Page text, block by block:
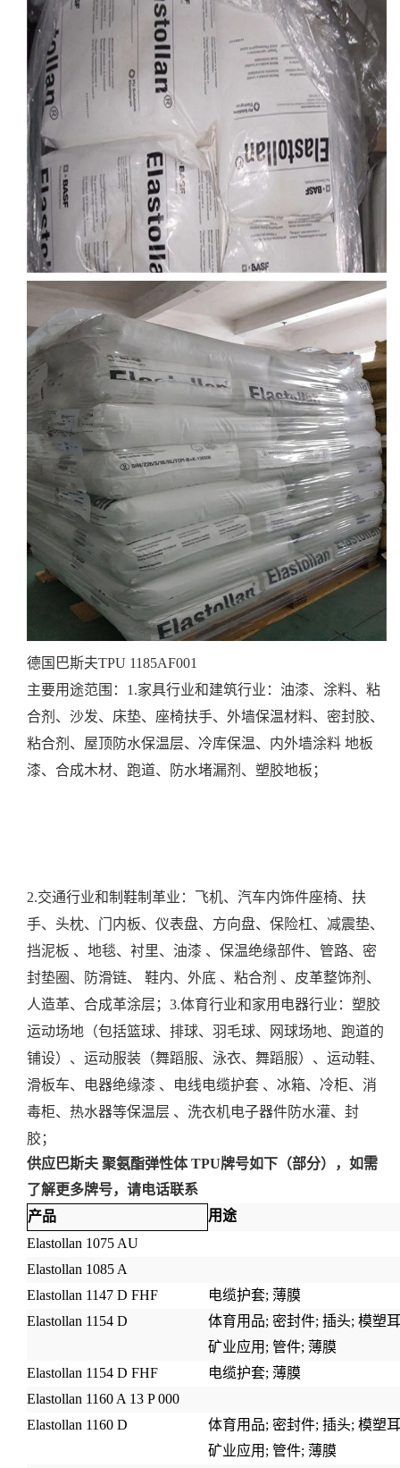
德国巴斯夫TPU 1185AF001
主要用途范围： 1.家具行业和建筑行业：油漆、涂料、粘
合剂、沙发、床垫、座椅扶手、外墙保温材料、密封胶、
粘合剂、屋顶防水保温层、冷库保温、内外墙涂料 地板
漆、合成木材、跑道、防水堵漏剂、塑胶地板；
2.交通行业和制鞋制革业：飞机、汽车内饰件座椅、扶
手、头枕、门内板、仪表盘、方向盘、保险杠、减震垫、
挡泥板 、地毯、衬里、油漆 、保温绝缘部件、管路、密
封垫圈、防滑链、 鞋内、外底 、粘合剂 、皮革整饰剂、
人造革、合成革涂层； 3.体育行业和家用电器行业：塑胶
运动场地（包括篮球、排球、羽毛球、网球场地、跑道的
铺设）、运动服装（舞蹈服、泳衣、舞蹈服）、运动鞋、
滑板车、电器绝缘漆 、电线电缆护套 、冰箱、冷柜、消
毒柜、热水器等保温层 、洗衣机电子器件防水灌、封
胶；
供应巴斯夫 聚氨酯弹性体 TPU牌号如下（部分），如需
了解更多牌号，请电话联系
产品
用途
Elastollan 1075 AU
Elastollan 1085 A
Elastollan 1147 D FHF
电缆护套; 薄膜
Elastollan 1154 D
体育用品; 密封件; 插头; 模塑
矿业应用 ; 管件; 薄膜
Elastollan 1154 D FHF
电缆护套; 薄膜
Elastollan 1160 A 13 P 000
Elastollan 1160 D
体育用品; 密封件; 插头; 模塑
矿业应用 ; 管件; 薄膜